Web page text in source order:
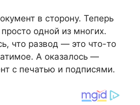
в сторону. Теперь
одной из многих.
что развод — это что-то
А оказалось —
с печатью и подписями.